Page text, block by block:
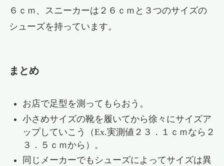
６ｃｍ、スニーカーは２６ｃｍと３つのサイズの
シューズを持っています。
まとめ
お店で足型を測ってもらおう。
小さめサイズの靴を履いてから徐々にサイズア
ップしていこう（Ex.実測値２３．１ｃｍなら２
３．５ｃｍから）。
同じメーカーでもシューズによってサイズは異